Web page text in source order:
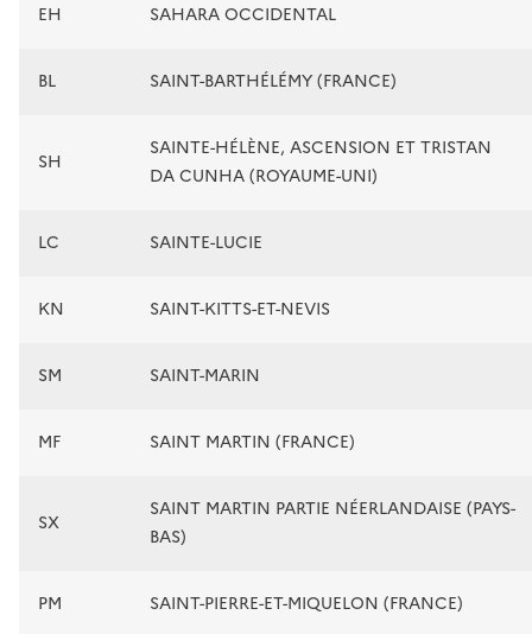
EH SAHARA OCCIDENTAL
BL SAINT-BARTHÉLÉMY (FRANCE)
SH
SAINTE-HÉLÈNE, ASCENSION ET TRISTAN
DA CUNHA (ROYAUME-UNI)
LC SAINTE-LUCIE
KN SAINT-KITTS-ET-NEVIS
SM SAINT-MARIN
MF SAINT MARTIN (FRANCE)
SX
SAINT MARTIN PARTIE NÉERLANDAISE (PAYS-
BAS)
PM SAINT-PIERRE-ET-MIQUELON (FRANCE)